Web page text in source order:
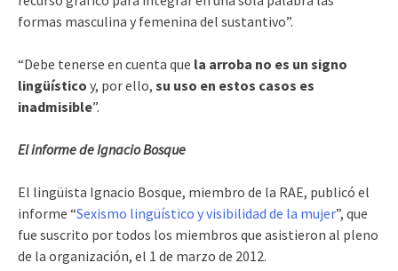
formas masculina y femenina del sustantivo”.
“Debe tenerse en cuenta que la arroba no es un signo
lingüístico y, por ello, su uso en estos casos es
inadmisible”.
El informe de Ignacio Bosque
El lingüista Ignacio Bosque, miembro de la RAE, publicó el
informe “Sexismo lingüístico y visibilidad de la mujer”, que
fue suscrito por todos los miembros que asistieron al pleno
de la organización, el 1 de marzo de 2012.